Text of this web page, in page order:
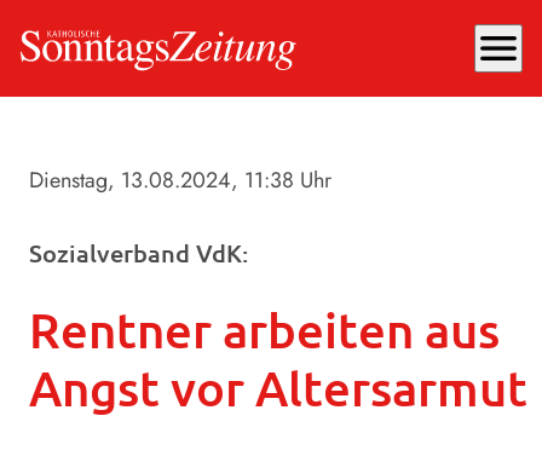
menu
Dienstag, 13.08.2024, 11:38 Uhr
Sozialverband VdK:
Rentner arbeiten aus
Angst vor Altersarmut